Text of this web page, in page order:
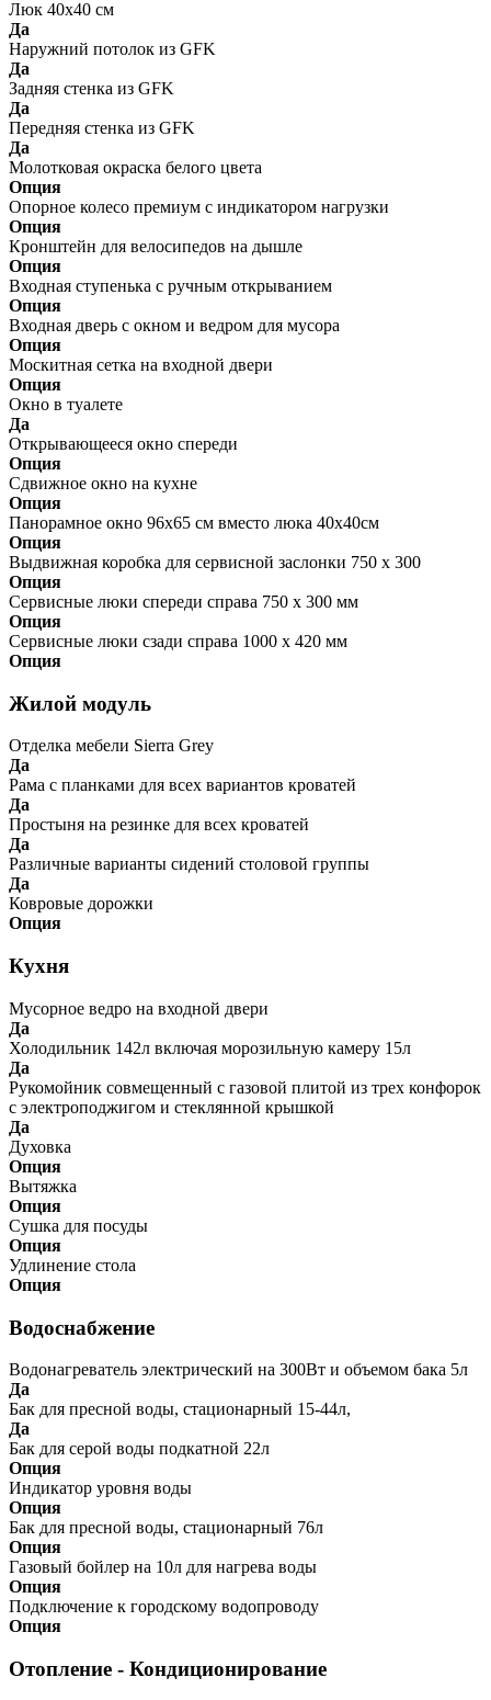
Люк 40х40 см
Да
Наружний потолок из GFK
Да
Задняя стенка из GFK
Да
Передняя стенка из GFK
Да
Молотковая окраска белого цвета
Опция
Опорное колесо премиум с индикатором нагрузки
Опция
Кронштейн для велосипедов на дышле
Опция
Входная ступенька с ручным открыванием
Опция
Входная дверь с окном и ведром для мусора
Опция
Москитная сетка на входной двери
Опция
Окно в туалете
Да
Открывающееся окно спереди
Опция
Сдвижное окно на кухне
Опция
Панорамное окно 96х65 см вместо люка 40х40см
Опция
Выдвижная коробка для сервисной заслонки 750 x 300
Опция
Сервисные люки спереди справа 750 x 300 мм
Опция
Сервисные люки сзади справа 1000 x 420 мм
Опция
Жилой модуль
Отделка мебели Sierra Grey
Да
Рама с планками для всех вариантов кроватей
Да
Простыня на резинке для всех кроватей
Да
Различные варианты сидений столовой группы
Да
Ковровые дорожки
Опция
Кухня
Мусорное ведро на входной двери
Да
Холодильник 142л включая морозильную камеру 15л
Да
Рукомойник совмещенный с газовой плитой из трех конфорок
с электроподжигом и стеклянной крышкой
Да
Духовка
Опция
Вытяжка
Опция
Сушка для посуды
Опция
Удлинение стола
Опция
Водоснабжение
Водонагреватель электрический на 300Вт и объемом бака 5л
Да
Бак для пресной воды, стационарный 15-44л,
Да
Бак для серой воды подкатной 22л
Опция
Индикатор уровня воды
Опция
Бак для пресной воды, стационарный 76л
Опция
Газовый бойлер на 10л для нагрева воды
Опция
Подключение к городскому водопроводу
Опция
Отопление - Кондиционирование